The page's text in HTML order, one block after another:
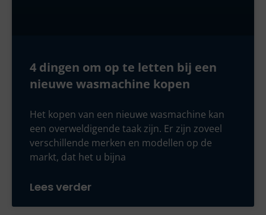
4 dingen om op te letten bij een
nieuwe wasmachine kopen
Het kopen van een nieuwe wasmachine kan
een overweldigende taak zijn. Er zijn zoveel
verschillende merken en modellen op de
markt, dat het u bijna
Lees verder